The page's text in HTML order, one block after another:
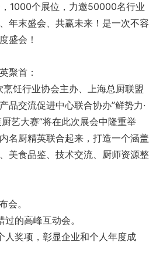
1000个展位，力邀50000名行业
年末盛会、共赢未来！是一次不容
盛会！
首：
饪行业协会主办、上海总厨联盟
品交流促进中心联合协办”鲜势力·
艺大赛”将在此次展会中隆重举
名厨精英联合起来，打造一个涵盖
美食品鉴、技术交流、厨师资源整
。
的高峰互动会。
奖项，彰显企业和个人年度成